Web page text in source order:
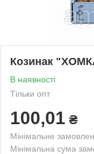
Козинак
В наявності
Тільки опт
100,01 ₴
Мінімальне
Мінімальна сума